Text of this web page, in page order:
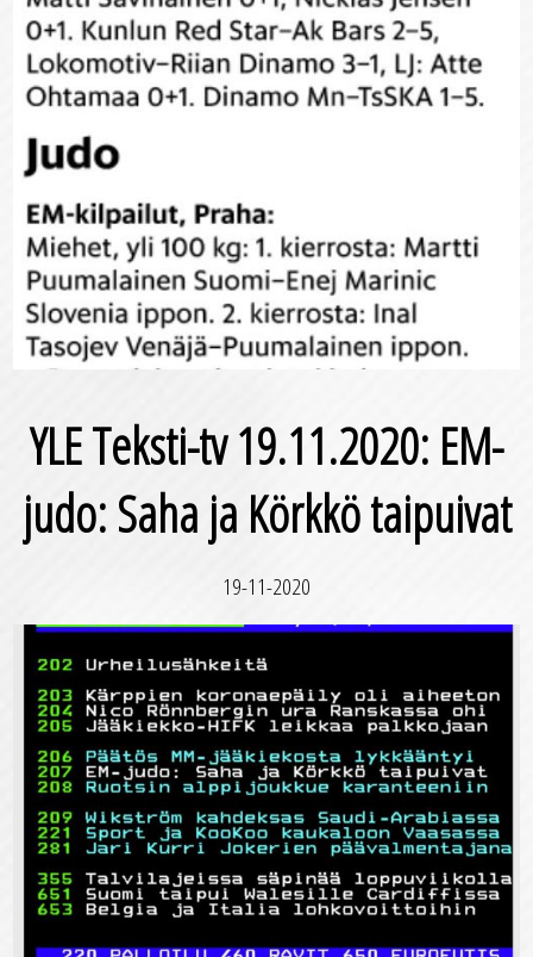
YLE Teksti-tv 19.11.2020: EM-
judo: Saha ja Körkkö taipuivat
19-11-2020